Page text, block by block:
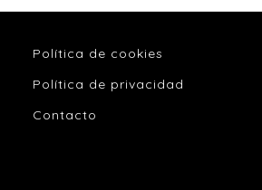
Política de cookies
Política de privacidad
Contacto